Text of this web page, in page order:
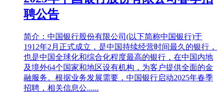
聘公告
简介：中国银行股份有限公司(以下简称中国银行)于
1912年2月正式成立，是中国持续经营时间最久的银行，
也是中国全球化和综合化程度最高的银行，在中国内地
及境外64个国家和地区设有机构，为客户提供全面的金
融服务。根据业务发展需要，中国银行启动2025年春季
招聘，相关信息公......